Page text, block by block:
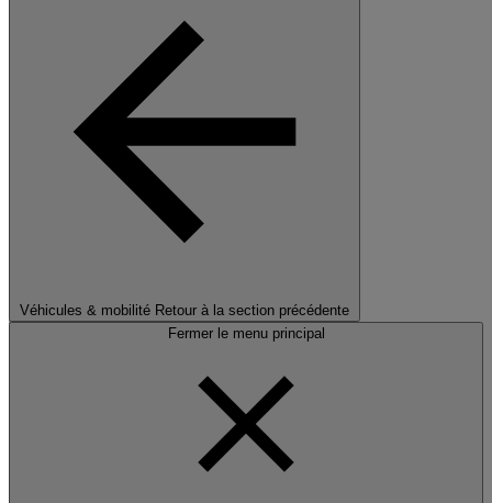
Véhicules & mobilité Retour à la section précédente
Fermer le menu principal